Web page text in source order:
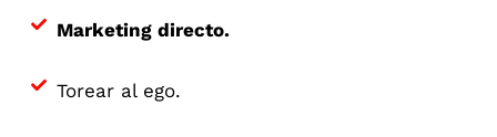
Marketing directo.
Torear al ego.